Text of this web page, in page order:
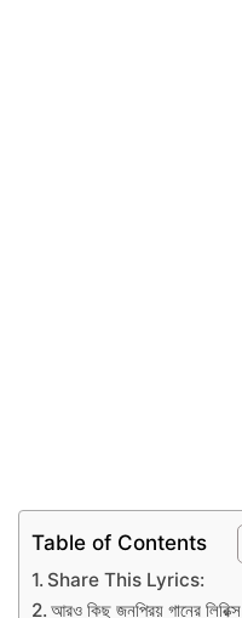
Table of Contents
Share This Lyrics:
আরও কিছু জনপ্রিয় গানের লিরিক্স